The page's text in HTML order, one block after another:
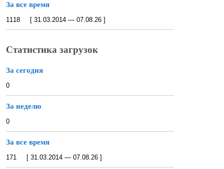
За все время
1118 [ 31.03.2014 — 07.08.26 ]
Статистика загрузок
За сегодня
0
За неделю
0
За все время
171 [ 31.03.2014 — 07.08.26 ]